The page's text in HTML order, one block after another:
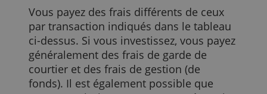
d'investissement
Si vous confiez à un
gestionnaire pour investir à votre place,